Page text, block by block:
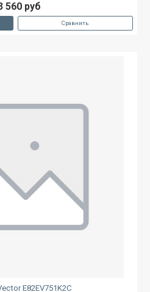
560 руб
Сравнить
E82EV751K2C